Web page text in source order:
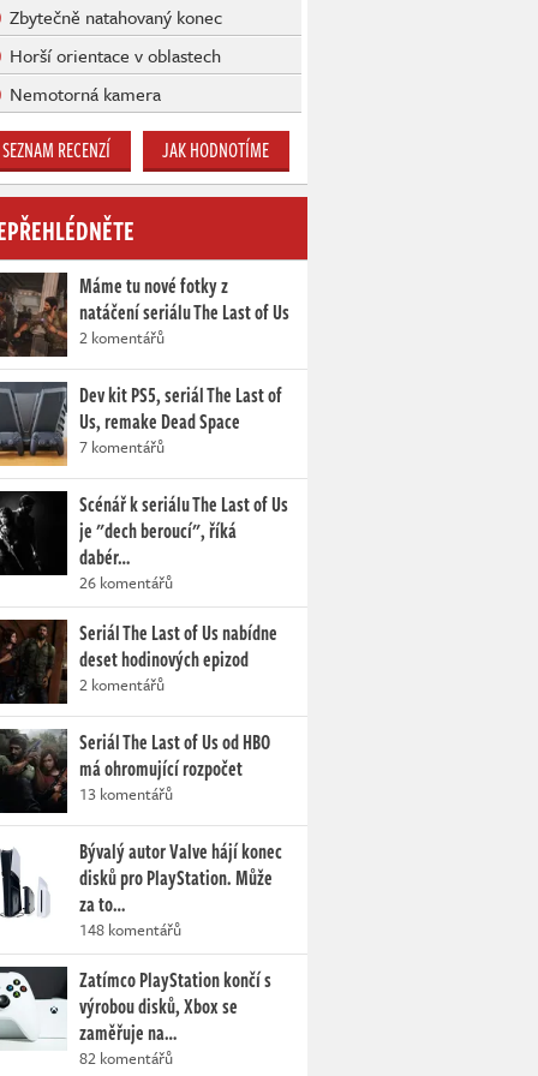
Zbytečně natahovaný konec
Horší orientace v oblastech
Nemotorná kamera
SEZNAM RECENZÍ JAK HODNOTÍME
Máme tu nové fotky z
natáčení seriálu The Last of Us
2 komentářů
Dev kit PS5, seriál The Last of
Us, remake Dead Space
7 komentářů
Scénář k seriálu The Last of Us
je "dech beroucí", říká
dabér…
26 komentářů
Seriál The Last of Us nabídne
deset hodinových epizod
2 komentářů
Seriál The Last of Us od HBO
má ohromující rozpočet
13 komentářů
Bývalý autor Valve hájí konec
disků pro PlayStation. Může
za to…
148 komentářů
Zatímco PlayStation končí s
výrobou disků, Xbox se
zaměřuje na…
82 komentářů